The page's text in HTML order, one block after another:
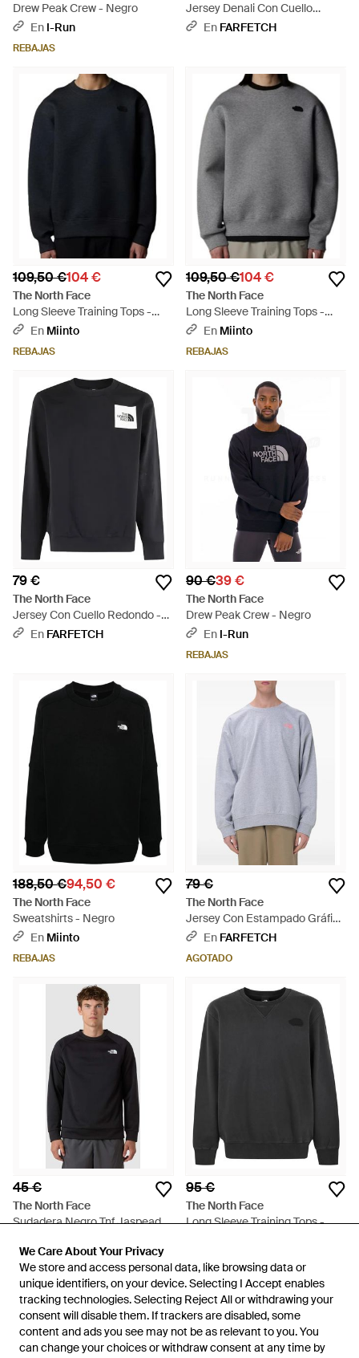
We Care About Your Privacy
We store and access personal data, like browsing data or
unique identifiers, on your device. Selecting I Accept enables
tracking technologies. Selecting Reject All or withdrawing your
consent will disable them. If trackers are disabled, some
content and ads you see may not be as relevant to you. You
can change your choices or withdraw consent at any time by
We Care About Your Privacy
We store and access personal data, like browsing data or
unique identifiers, on your device. Selecting I Accept enables
tracking technologies. Selecting Reject All or withdrawing your
consent will disable them. If trackers are disabled, some
content and ads you see may not be as relevant to you. You
can change your choices or withdraw consent at any time by
Drew Peak Crew - Negro
En I-Run
REBAJAS
Jersey Denali Con Cuello
Redondo - Azul
En FARFETCH
109,50 €104 €
The North Face
Long Sleeve Training Tops -
AzulEn Miinto
REBAJAS
109,50 €104 €
The North Face
Long Sleeve Training Tops -
GrisEn Miinto
REBAJAS
79 €
The North Face
Jersey Con Cuello Redondo -
Negro
En FARFETCH
90 €39 €
The North Face
Drew Peak Crew - Negro
En I-Run
REBAJAS
188,50 €94,50 €
The North Face
Sweatshirts - Negro
En Miinto
REBAJAS
79 €
The North Face
Jersey Con Estampado Gráfico
- Gris
En FARFETCH
AGOTADO
45 €
The North Face
Sudadera Negro Tnf Jaspeado
AGOTADO
95 €
The North Face
Long Sleeve Training Tops -
AGOTADO